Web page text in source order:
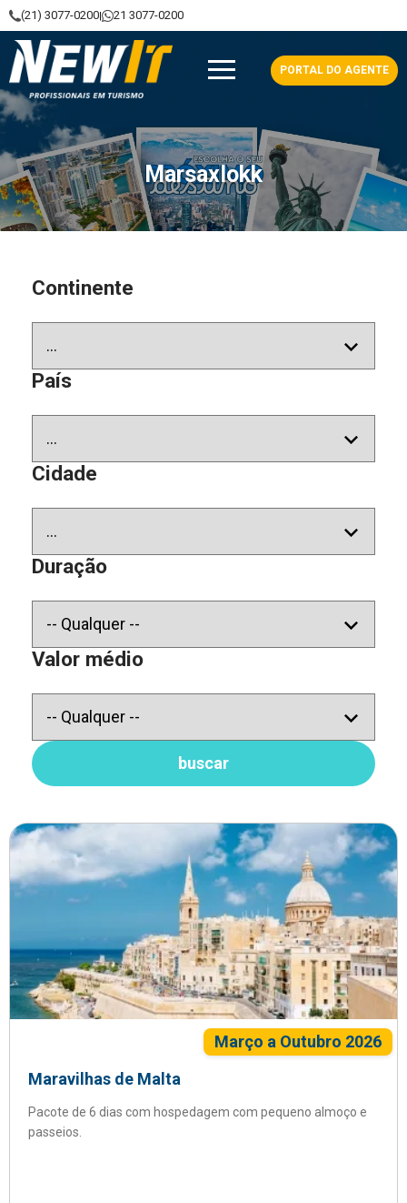
(21) 3077-0200 21 3077-0200
NewIt - Profissionais em Turismo
PORTAL DO AGENTE
Marsaxlokk
Continente
País
Cidade
Duração
Valor médio
buscar
Março a Outubro 2026
Maravilhas de Malta
Pacote de 6 dias com hospedagem com pequeno almoço e
passeios.